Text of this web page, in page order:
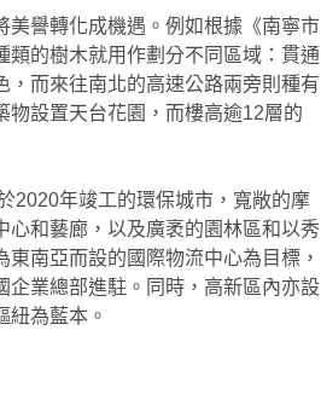
美譽轉化成機遇。例如根據《南寧市
的樹木就用作劃分不同區域：貫通
，而來往南北的高速公路兩旁則種有
物設置天台花園，而樓高逾12層的
2020年竣工的環保城市，寬敞的摩
心和藝廊，以及廣袤的園林區和以秀
南亞而設的國際物流中心為目標，
企業總部進駐。同時，高新區內亦設
紐為藍本。